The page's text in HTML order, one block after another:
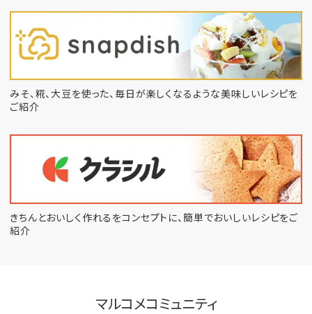
みそ、糀、大豆を使った、毎日が楽しくなるような美味しいレシピを
ご紹介
きちんとおいしく作れるをコンセプトに、 簡単でおいしいレシピをご
紹介
マルコメコミュニティ